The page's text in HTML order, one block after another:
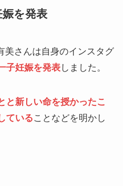
を発表
美さんは自身のインスタグ
子妊娠を発表しました。
と新しい命を授かったこ
ていることなどを明かし